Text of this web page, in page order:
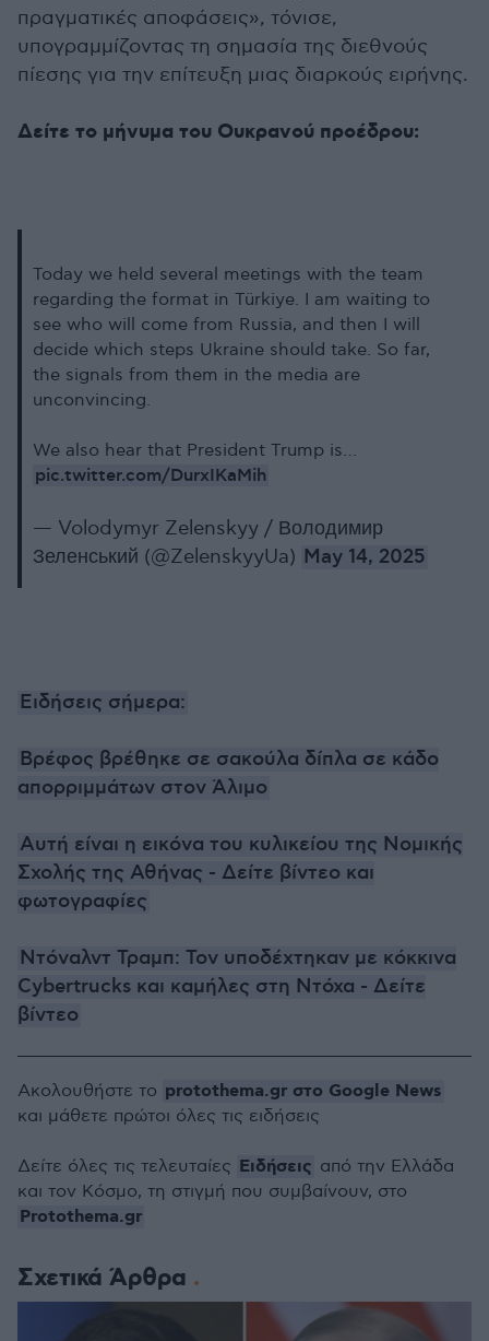
πραγματικές αποφάσεις», τόνισε,
υπογραμμίζοντας τη σημασία της διεθνούς
πίεσης για την επίτευξη μιας διαρκούς ειρήνης.
Δείτε το μήνυμα του Ουκρανού προέδρου:
Today we held several meetings with the team
regarding the format in Türkiye. I am waiting to
see who will come from Russia, and then I will
decide which steps Ukraine should take. So far,
the signals from them in the media are
unconvincing.
We also hear that President Trump is…
pic.twitter.com/DurxIKaMih
— Volodymyr Zelenskyy / Володимир
Зеленський (@ZelenskyyUa) May 14, 2025
Ειδήσεις σήμερα:
Βρέφος βρέθηκε σε σακούλα δίπλα σε κάδο
απορριμμάτων στον Άλιμο
Αυτή είναι η εικόνα του κυλικείου της Νομικής
Σχολής της Αθήνας - Δείτε βίντεο και
φωτογραφίες
Ντόναλντ Τραμπ: Τον υποδέχτηκαν με κόκκινα
Cybertrucks και καμήλες στη Ντόχα - Δείτε
βίντεο
Σχετικά Άρθρα
Ακολουθήστε το protothema.gr στο Google News
και μάθετε πρώτοι όλες τις ειδήσεις
Δείτε όλες τις τελευταίες Ειδήσεις από την Ελλάδα
και τον Κόσμο, τη στιγμή που συμβαίνουν, στο
Protothema.gr